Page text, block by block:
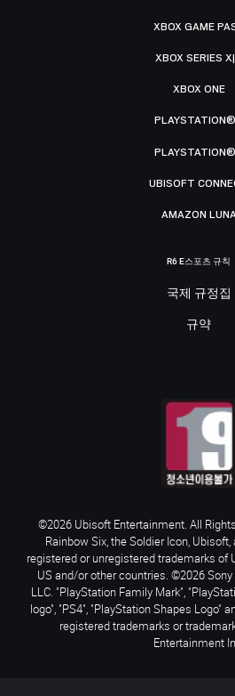
XBOX GAME
XBOX SERIES
XBOX ONE
UBISOFT
AMAZON
R6 E스포츠 규칙
국제 규정집
규약
©2026 Ubisoft Entertainment. All
Rainbow Six, the Soldier Icon,
registered or unregistered trademarks of
US and/or other countries. ©2026
LLC. "PlayStation Family Mark",
logo", "PS4", "PlayStation Shapes Logo"
registered trademarks or
Entertainment